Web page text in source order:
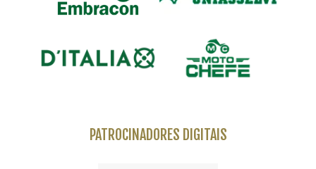
PATROCINADORES DIGITAIS